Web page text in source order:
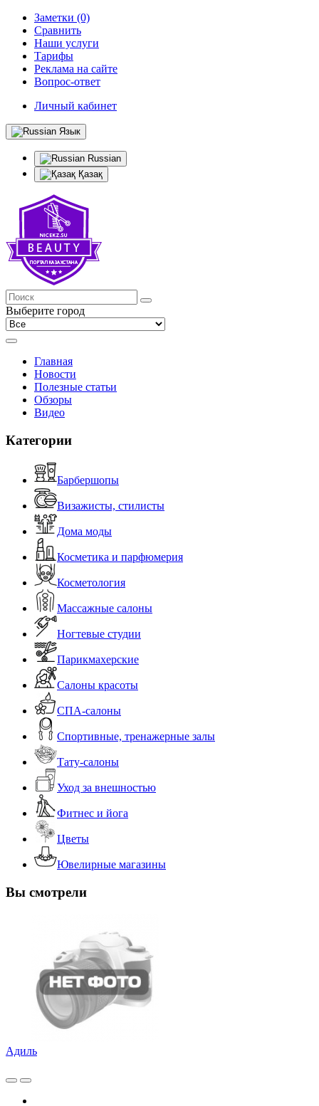
Заметки (0)
Сравнить
Наши услуги
Тарифы
Реклама на сайте
Вопрос-ответ
Личный кабинет
Язык
Russian
Қазақ
Выберите город
Главная
Новости
Полезные статьи
Обзоры
Видео
Категории
Барбершопы
Визажисты, стилисты
Дома моды
Косметика и парфюмерия
Косметология
Массажные салоны
Ногтевые студии
Парикмахерские
Салоны красоты
СПА-салоны
Спортивные, тренажерные залы
Тату-салоны
Уход за внешностью
Фитнес и йога
Цветы
Ювелирные магазины
Вы смотрели
Адиль